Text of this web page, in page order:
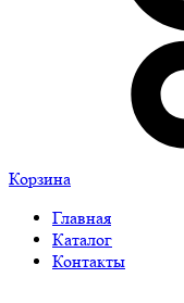
Корзина
Главная
Каталог
Контакты